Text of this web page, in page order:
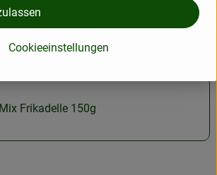
Frikadelle 150g
Cookieeinstellungen